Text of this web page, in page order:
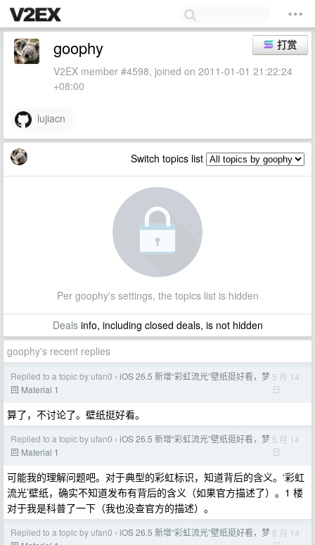
打赏
goophy
V2EX member #4598, joined on 2011-01-01 21:22:24
+08:00
lujiacn
Switch topics list
Per goophy's settings, the topics list is hidden
Dealsinfo, including closed deals, is not hidden
goophy's recent replies
Replied to a topic by ufan0 › iOS 26.5 新增“彩虹流光”壁纸挺好看，梦
回 Material 1
5 月 14
日
算了，不讨论了。壁纸挺好看。
Replied to a topic by ufan0 › iOS 26.5 新增“彩虹流光”壁纸挺好看，梦
回 Material 1
5 月 14
日
可能我的理解问题吧。对于典型的彩虹标识，知道背后的含义。‘彩虹
流光’壁纸，确实不知道发布有背后的含义（如果官方描述了）。1 楼
对于我是科普了一下（我也没查官方的描述）。
Replied to a topic by ufan0 › iOS 26.5 新增“彩虹流光”壁纸挺好看，梦 5 月 14